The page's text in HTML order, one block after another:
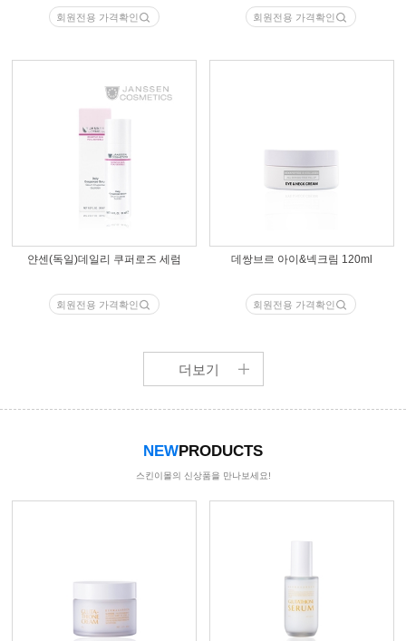
회원전용 가격확인 회원전용 가격확인
얀센(독일)데일리 쿠퍼로즈 세럼
회원전용 가격확인
데쌍브르 아이&넥크림 120ml
회원전용 가격확인
더보기
NEWPRODUCTS
스킨이몰의 신상품을 만나보세요!